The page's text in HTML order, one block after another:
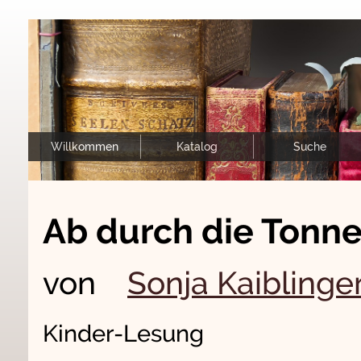
Willkommen Katalog Suche
Ab durch die
von Sonja
Kinder-Lesung